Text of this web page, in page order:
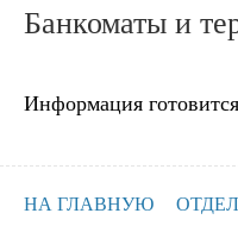
Банкоматы и
Информация
НА ГЛАВНУЮ